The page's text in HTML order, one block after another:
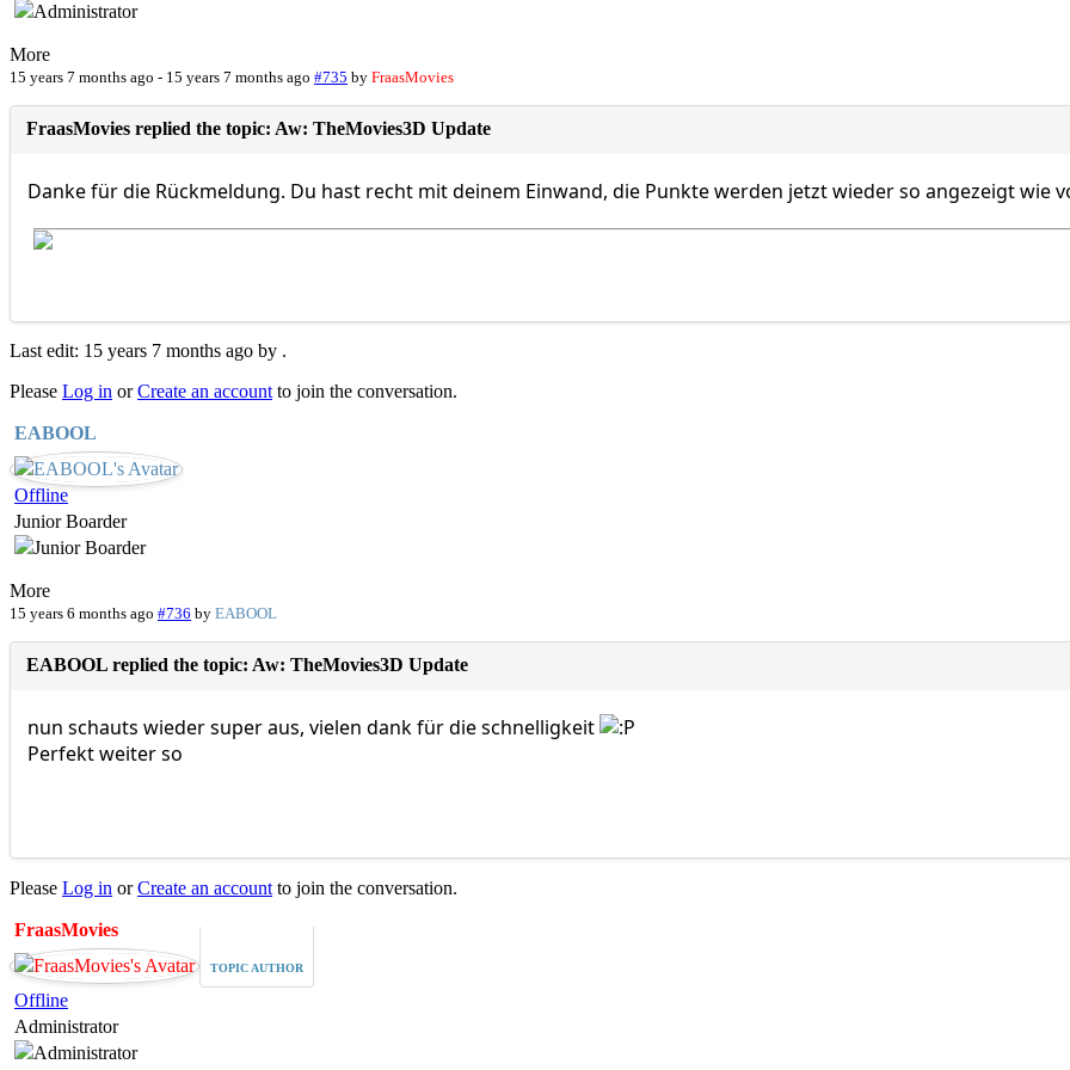
More
15 years 7 months ago - 15 years 7 months ago #735 by FraasMovies
FraasMovies replied the topic: Aw: TheMovies3D Update
Danke für die Rückmeldung. Du hast recht mit deinem Einwand, die Punkte werden jetzt wieder so angezeigt wie
Last edit: 15 years 7 months ago by .
Please Log in orCreate an account to join the conversation.
EABOOL
Offline
Junior Boarder
More
15 years 6 months ago #736 by EABOOL
EABOOL replied the topic: Aw: TheMovies3D Update
nun schauts wieder super aus, vielen dank für die schnelligkeit
Perfekt weiter so
Please Log in orCreate an account to join the conversation.
FraasMovies
TOPIC AUTHOR
Offline
Administrator